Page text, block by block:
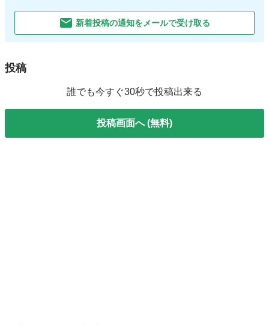
新着投稿の通知をメールで受け取る
投稿
誰でも今すぐ30秒で投稿出来る
投稿画面へ (無料)